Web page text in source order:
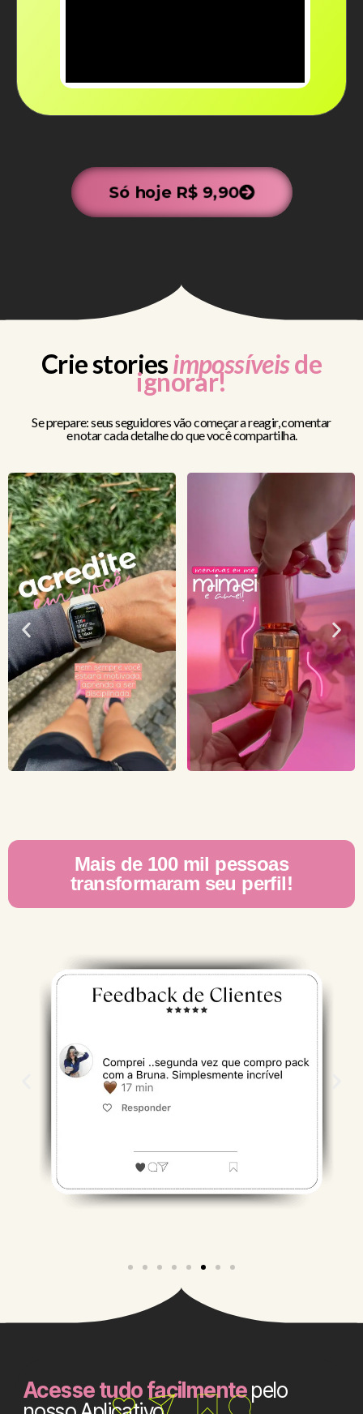
Só hoje R$ 9,90
Crie storiesimpossíveisde
ignorar!
Se prepare: seus seguidores vão começar a reagir, comentar
e notar cada detalhe do que você compartilha.
Mais de 100 mil pessoas
transformaram seu perfil!
Acesse tudo facilmentepelo